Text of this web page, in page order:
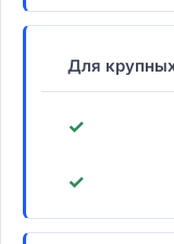
Для
✓
✓